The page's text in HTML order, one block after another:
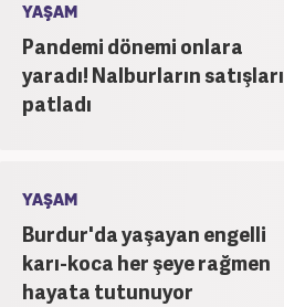
YAŞAM
Pandemi dönemi onlara
yaradı! Nalburların satışları
patladı
YAŞAM
Burdur'da yaşayan engelli
karı-koca her şeye rağmen
hayata tutunuyor